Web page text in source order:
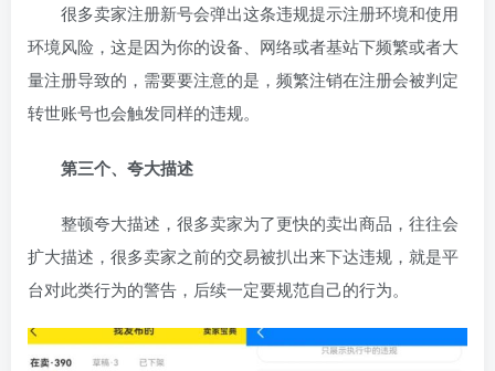
很多卖家注册新号会弹出这条违规提示注册环境和使用
环境风险，这是因为你的设备、网络或者基站下频繁或者大
量注册导致的，需要要注意的是，频繁注销在注册会被判定
转世账号也会触发同样的违规。
第三个、夸大描述
整顿夸大描述，很多卖家为了更快的卖出商品，往往会
扩大描述，很多卖家之前的交易被扒出来下达违规，就是平
台对此类行为的警告，后续一定要规范自己的行为。